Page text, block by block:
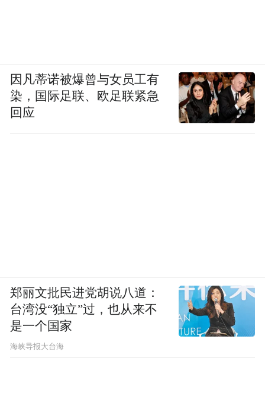
因凡蒂诺被爆曾与女员工有
染，国际足联、欧足联紧急
回应
郑丽文批民进党胡说八道：
台湾没“独立”过，也从来不
是一个国家
​海峡导报大台海